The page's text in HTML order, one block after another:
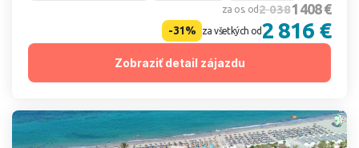
za os. od2 0381 408 €
-31% za všetkých od2 816 €
Zobraziť detail zájazdu